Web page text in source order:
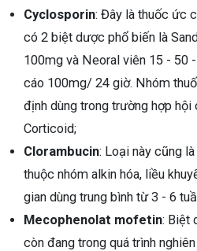
Cyclosporin: Đây là thuốc ức
có 2 biệt dược phổ biến là
100mg và Neoral viên 15 - 50
cáo 100mg/ 24 giờ. Nhóm
định dùng trong trường hợp hội
Corticoid;
Clorambucin: Loại này cũng
thuộc nhóm alkin hóa, liều
gian dùng trung bình từ 3 - 6
Mecophenolat mofetin: Biệt
còn đang trong quá trình